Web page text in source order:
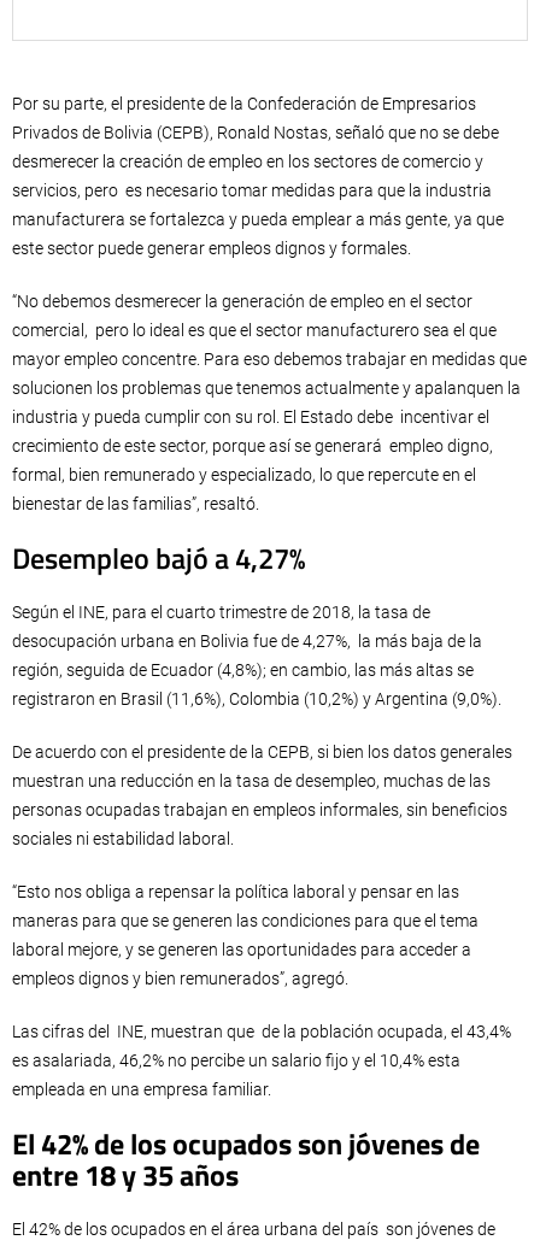
Por su parte, el presidente de la Confederación de Empresarios
Privados de Bolivia (CEPB), Ronald Nostas, señaló que no se debe
desmerecer la creación de empleo en los sectores de comercio y
servicios, pero es necesario tomar medidas para que la industria
manufacturera se fortalezca y pueda emplear a más gente, ya que
este sector puede generar empleos dignos y formales.
“No debemos desmerecer la generación de empleo en el sector
comercial, pero lo ideal es que el sector manufacturero sea el que
mayor empleo concentre. Para eso debemos trabajar en medidas que
solucionen los problemas que tenemos actualmente y apalanquen la
industria y pueda cumplir con su rol. El Estado debe incentivar el
crecimiento de este sector, porque así se generará empleo digno,
formal, bien remunerado y especializado, lo que repercute en el
bienestar de las familias”, resaltó.
Desempleo bajó a 4,27%
Según el INE, para el cuarto trimestre de 2018, la tasa de
desocupación urbana en Bolivia fue de 4,27%, la más baja de la
región, seguida de Ecuador (4,8%); en cambio, las más altas se
registraron en Brasil (11,6%), Colombia (10,2%) y Argentina (9,0%).
De acuerdo con el presidente de la CEPB, si bien los datos generales
muestran una reducción en la tasa de desempleo, muchas de las
personas ocupadas trabajan en empleos informales, sin beneficios
sociales ni estabilidad laboral.
“Esto nos obliga a repensar la política laboral y pensar en las
maneras para que se generen las condiciones para que el tema
laboral mejore, y se generen las oportunidades para acceder a
empleos dignos y bien remunerados”, agregó.
Las cifras del INE, muestran que de la población ocupada, el 43,4%
es asalariada, 46,2% no percibe un salario fijo y el 10,4% esta
empleada en una empresa familiar.
El 42% de los ocupados son jóvenes de
entre 18 y 35 años
El 42% de los ocupados en el área urbana del país son jóvenes de